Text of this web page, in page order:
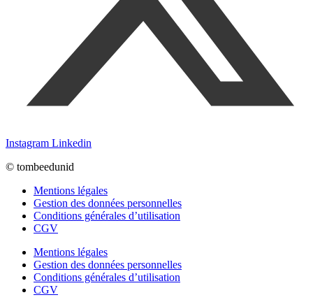
Instagram Linkedin
© tombeedunid
Mentions légales
Gestion des données personnelles
Conditions générales d’utilisation
CGV
Mentions légales
Gestion des données personnelles
Conditions générales d’utilisation
CGV